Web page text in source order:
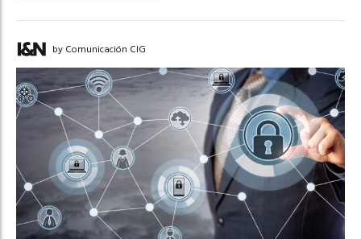
by Comunicación CIG